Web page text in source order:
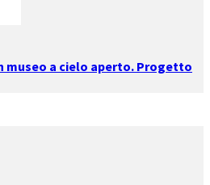
museo a cielo aperto. Progetto